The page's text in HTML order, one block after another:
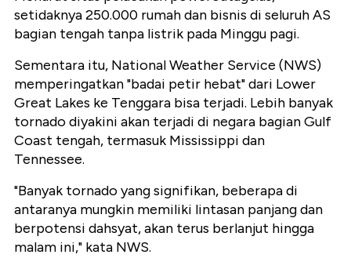
setidaknya 250.000 rumah dan bisnis di seluruh AS
bagian tengah tanpa listrik pada Minggu pagi.
Sementara itu, National Weather Service (NWS)
memperingatkan "badai petir hebat" dari Lower
Great Lakes ke Tenggara bisa terjadi. Lebih banyak
tornado diyakini akan terjadi di negara bagian Gulf
Coast tengah, termasuk Mississippi dan
Tennessee.
"Banyak tornado yang signifikan, beberapa di
antaranya mungkin memiliki lintasan panjang dan
berpotensi dahsyat, akan terus berlanjut hingga
malam ini," kata NWS.